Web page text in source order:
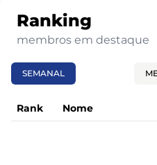
Ranking
membros em destaque
SEMANAL
Rank Nome